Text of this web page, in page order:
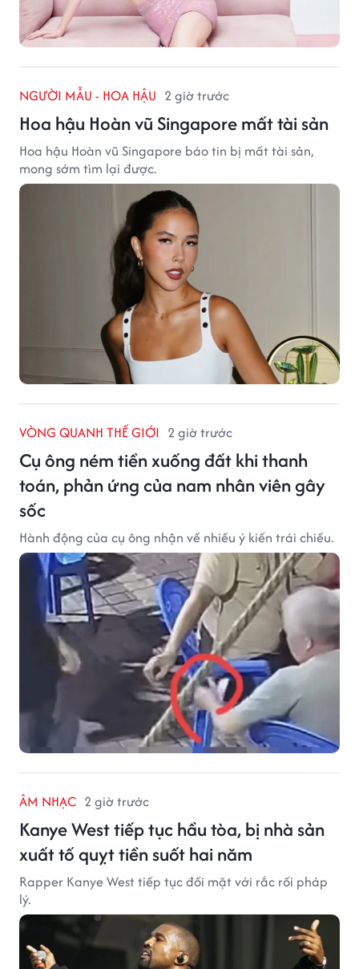
NGƯỜI MẪU - HOA HẬU 2 giờ trước
Hoa hậu Hoàn vũ Singapore mất tài sản
Hoa hậu Hoàn vũ Singapore báo tin bị mất tài sản,
mong sớm tìm lại được.
VÒNG QUANH THẾ GIỚI 2 giờ trước
Cụ ông ném tiền xuống đất khi thanh
toán, phản ứng của nam nhân viên gây
sốc
Hành động của cụ ông nhận về nhiều ý kiến trái chiều.
ÂM NHẠC 2 giờ trước
Kanye West tiếp tục hầu tòa, bị nhà sản
xuất tố quỵt tiền suốt hai năm
Rapper Kanye West tiếp tục đối mặt với rắc rối pháp
lý.